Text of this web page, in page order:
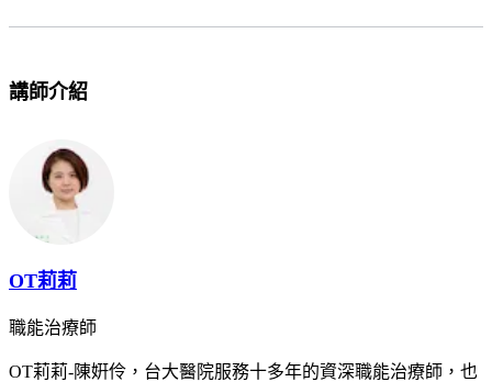
講師介紹
OT莉莉
職能治療師
OT莉莉-陳姸伶，台大醫院服務十多年的資深職能治療師，也